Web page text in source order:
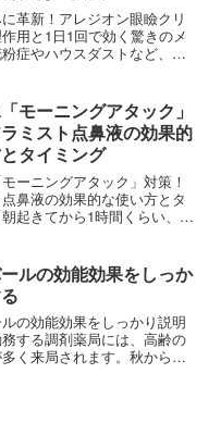
革新！アレジオン眼瞼クリ
用と1日1回で効く驚きのメ
症やハウスダストなど、ア
せる厄介な症状です。これ
ゆみに対す...
モーニングアタック」
ミスト点鼻液の効果的
タイミング
ーニングアタック」対策！
鼻液の効果的な使い方とタ
起きてから1時間くらい、な
が正解？」花粉症やダストア
称：通年性...
ルの効能効果をしっか
の効能効果をしっかり説明
する調剤薬局には、高齢の
く来局されます。秋から冬